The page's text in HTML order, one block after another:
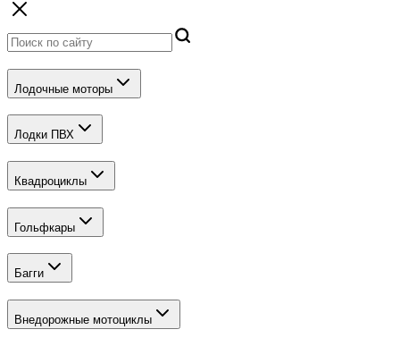
Лодочные моторы
Лодки ПВХ
Квадроциклы
Гольфкары
Багги
Внедорожные мотоциклы